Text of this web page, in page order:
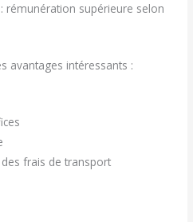
rémunération supérieure selon
avantages intéressants :
frais de transport